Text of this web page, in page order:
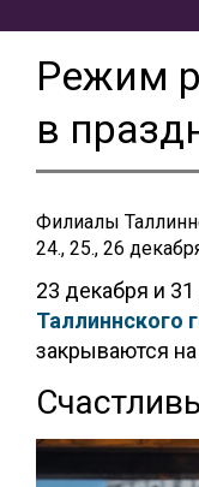
Pежим
в
Филиалы
24., 25., 26
23 декабря и
Таллиннского
закрываются